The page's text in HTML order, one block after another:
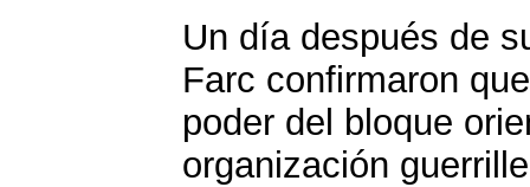
Un día después de
Farc confirmaron
poder del bloque
organización